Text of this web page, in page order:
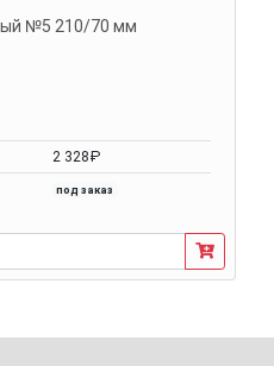
№5 210/70 мм
2 328₽
под заказ